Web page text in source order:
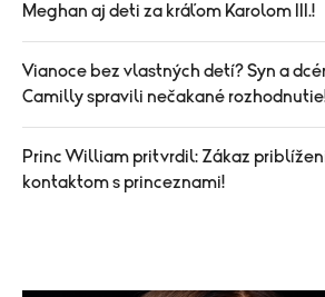
Meghan aj deti za kráľom Karolom III.!
Vianoce bez vlastných detí? Syn a
Camilly spravili nečakané
Princ William pritvrdil: Zákaz
kontaktom s princeznami!